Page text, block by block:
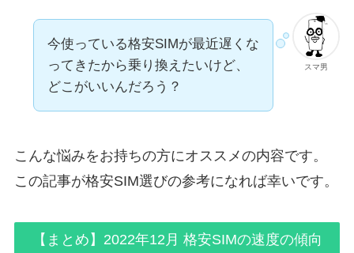
スマ男
今使っている格安SIMが最近遅くな
ってきたから乗り換えたいけど、
どこがいいんだろう？
こんな悩みをお持ちの方にオススメの内容です。
この記事が格安SIM選びの参考になれば幸いです。
【まとめ】2022年12月 格安SIMの速度の傾向